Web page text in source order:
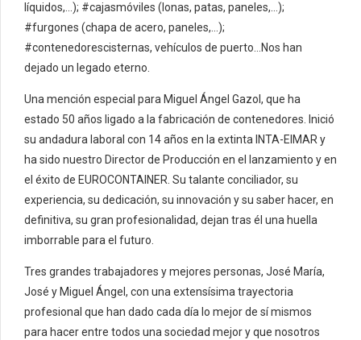
líquidos,…); #cajasmóviles (lonas, patas, paneles,…);
#furgones (chapa de acero, paneles,…);
#contenedorescisternas, vehículos de puerto…Nos han
dejado un legado eterno.
Una mención especial para Miguel Ángel Gazol, que ha
estado 50 años ligado a la fabricación de contenedores. Inició
su andadura laboral con 14 años en la extinta INTA-EIMAR y
ha sido nuestro Director de Producción en el lanzamiento y en
el éxito de EUROCONTAINER. Su talante conciliador, su
experiencia, su dedicación, su innovación y su saber hacer, en
definitiva, su gran profesionalidad, dejan tras él una huella
imborrable para el futuro.
Tres grandes trabajadores y mejores personas, José María,
José y Miguel Ángel, con una extensísima trayectoria
profesional que han dado cada día lo mejor de sí mismos
para hacer entre todos una sociedad mejor y que nosotros